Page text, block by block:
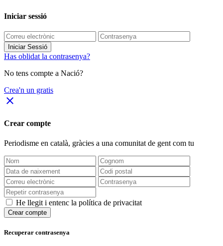
Iniciar sessió
Iniciar Sessió
Has oblidat la contrasenya?
No tens compte a Nació?
Crea'n un gratis
close
Crear compte
Periodisme en català, gràcies a una comunitat de gent com tu
He llegit i entenc la política de privacitat
Crear compte
Recuperar contrasenya